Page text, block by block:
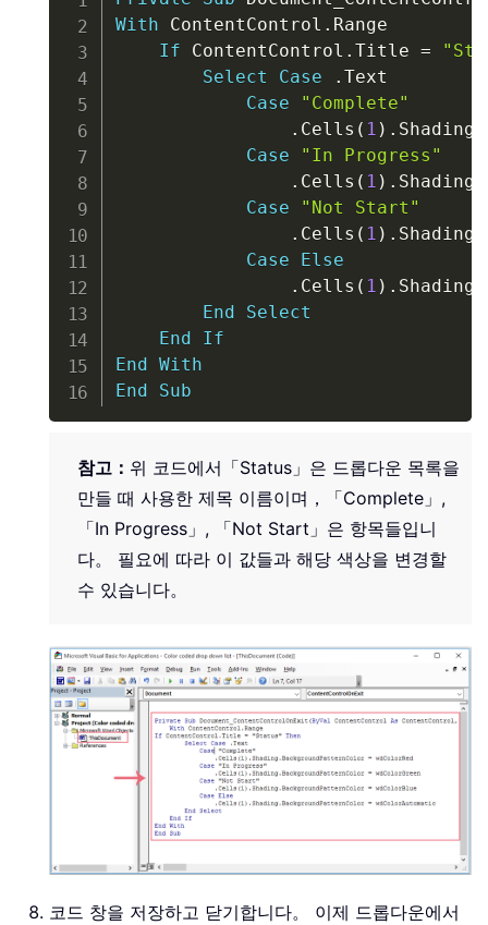
With ContentControl . Range
If ContentControl . Title =
Select
Case . Text
Case
"Complete"
. Cells ( 1 ) . Shading
Case
"In Progress"
. Cells ( 1 ) . Shading
Case
"Not Start"
. Cells ( 1 ) . Shading
Case
Else
. Cells ( 1 ) . Shading
End
Select
End
If
End
With
End
Sub
참고： 위 코드에서 「Status」 은 드롭다운 목록을
만들 때 사용한 제목 이름이며，
「Complete」 ,
「In Progress」 , 「Not Start」 은 항목들입니
다。 필요에 따라 이 값들과 해당 색상을 변경할
수 있습니다。
코드 창을 저장하고 닫기합니다。 이제 드롭다운에서